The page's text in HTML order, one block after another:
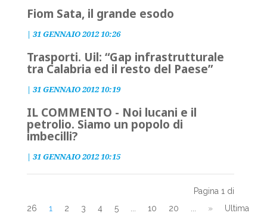
Fiom Sata, il grande esodo
| 31 GENNAIO 2012 10:26
Trasporti. Uil: “Gap infrastrutturale
tra Calabria ed il resto del Paese”
| 31 GENNAIO 2012 10:19
IL COMMENTO - Noi lucani e il
petrolio. Siamo un popolo di
imbecilli?
| 31 GENNAIO 2012 10:15
Pagina 1 di
26
1 2 3 4 5 10 20 »
Ultima